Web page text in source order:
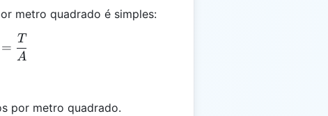
metro quadrado é simples:
= \frac{T}{A}
=
A
T
por metro quadrado.